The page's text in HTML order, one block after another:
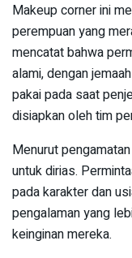
Makeup corner ini
perempuan yang
mencatat bahwa
alami, dengan
pakai pada saat
disiapkan oleh tim
Menurut
untuk dirias.
pada karakter dan
pengalaman yang
keinginan mereka.